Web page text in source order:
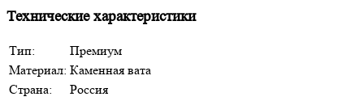
Технические характеристики
Тип:
Премиум
Материал: Каменная вата
Страна:
Россия